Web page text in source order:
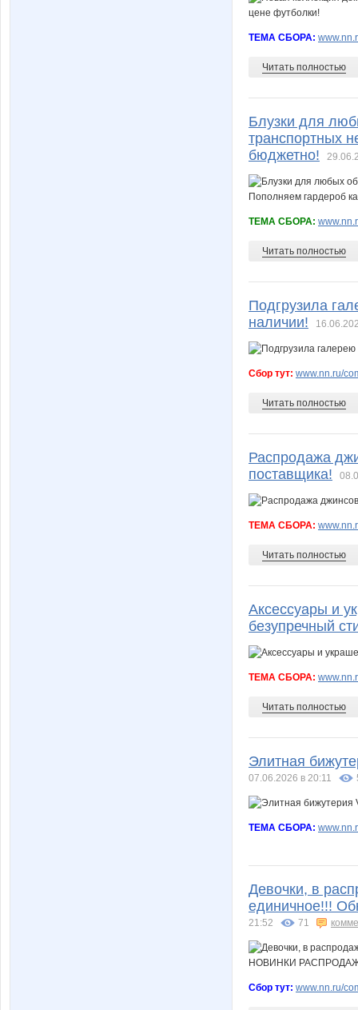
ТЕМА СБОРА:
Читать полностью
Блузки для
транспортных
бюджетно!
ТЕМА СБОРА:
Читать полностью
Подгрузила
наличии!
Сбор тут: www.nn.ru/
Читать полностью
Распродажа
поставщика!
ТЕМА СБОРА:
Читать полностью
Аксессуары и
безупречный
ТЕМА СБОРА:
Читать полностью
Элитная
07.06.2026 в 20:11
ТЕМА СБОРА:
Девочки, в
единичное!!!
21:52 71
Сбор тут: www.nn.ru/